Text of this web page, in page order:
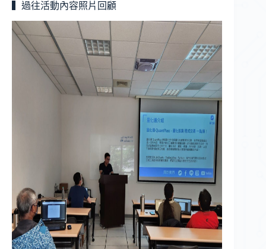
▍過往活動內容照片回顧